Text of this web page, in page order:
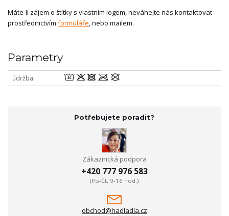
Máte-li zájem o štítky s vlastním logem, neváhejte nás kontaktovat
prostřednictvím formuláře, nebo mailem.
Parametry
údržba wodmU
Potřebujete poradit?
Zákaznická podpora
+420 777 976 583
(Po-Čt, 9-16 hod.)
obchod@hadladla.cz